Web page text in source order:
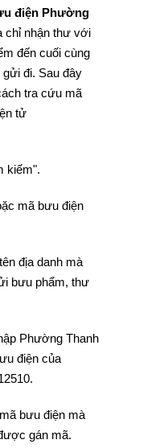
điện Phường
chỉ nhận thư với
đến cuối cùng
đi. Sau đây
tra cứu mã
tử
kiếm".
mã bưu điện
địa danh mà
bưu phẩm, thư
Phường Thanh
điện của
bưu điện mà
gán mã.